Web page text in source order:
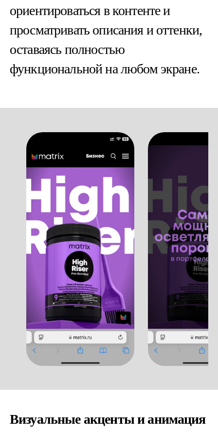
ориентироваться в контенте и
просматривать описания и оттенки,
оставаясь полностью
функциональной на любом экране.
Визуальные акценты и анимация